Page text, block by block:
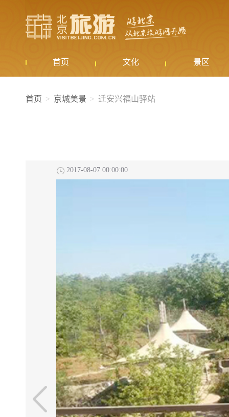
首页 文化 景区
首页 京城美景 迁安兴福山驿站
2017-08-07 00:00:00